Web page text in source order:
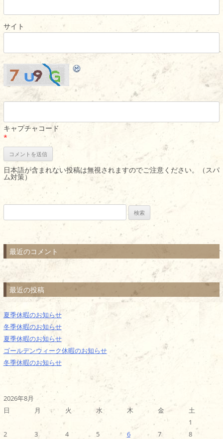
サイト
キャプチャコード
*
日本語が含まれない投稿は無視されますのでご注意ください。（スパ
ム対策）
索:
最近のコメント
最近の投稿
夏季休暇のお知らせ
冬季休暇のお知らせ
夏季休暇のお知らせ
ゴールデンウィーク休暇のお知らせ
冬季休暇のお知らせ
2026年8月
日
月 火 水 木 金
土
1
2
3 4 5 6 7
8